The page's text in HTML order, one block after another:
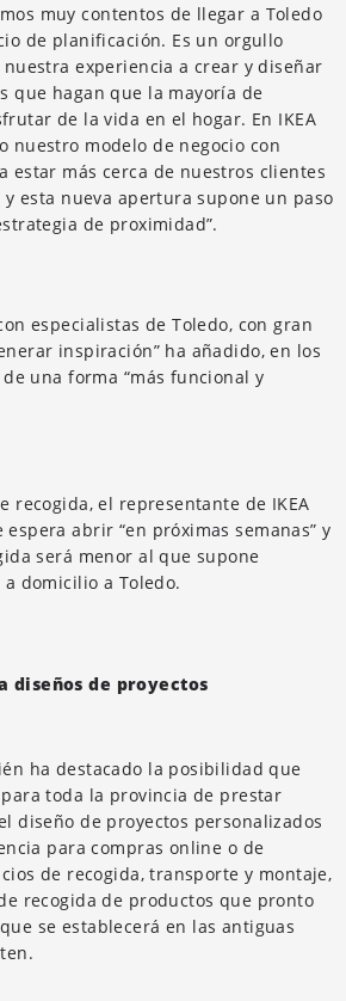
muy contentos de llegar a Toledo
de planificación. Es un orgullo
experiencia a crear y diseñar
que hagan que la mayoría de
de la vida en el hogar. En IKEA
nuestro modelo de negocio con
estar más cerca de nuestros clientes
y esta nueva apertura supone un paso
de proximidad”.
especialistas de Toledo, con gran
inspiración” ha añadido, en los
una forma “más funcional y
recogida, el representante de IKEA
abrir “en próximas semanas” y
será menor al que supone
domicilio a Toledo.
diseños de proyectos
ha destacado la posibilidad que
toda la provincia de prestar
diseño de proyectos personalizados
para compras online o de
de recogida, transporte y montaje,
recogida de productos que pronto
se establecerá en las antiguas